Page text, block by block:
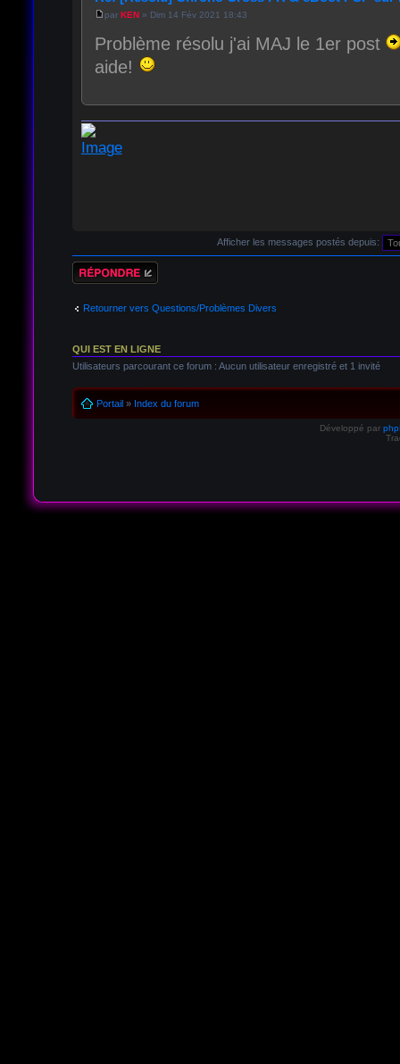
par KEN» Dim 14 Fév 2021 18:43
Problème résolu j'ai MAJ le 1er post
aide!
Afficher les messages postés depuis:
Répondre
Retourner vers Questions/Problèmes Divers
QUI EST EN LIGNE
Utilisateurs parcourant ce forum : Aucun utilisateur enregistré et 1 invité
Portail» Index du forum
Développé par